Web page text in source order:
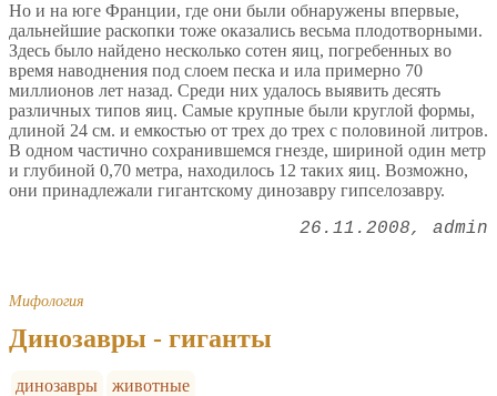
Но и на юге Франции, где они были обнаружены впервые,
дальнейшие раскопки тоже оказались весьма плодотворными.
Здесь было найдено несколько сотен яиц, погребенных во
время наводнения под слоем песка и ила примерно 70
миллионов лет назад. Среди них удалось выявить десять
различных типов яиц. Самые крупные были круглой формы,
длиной 24 см. и емкостью от трех до трех с половиной литров.
В одном частично сохранившемся гнезде, шириной один метр
и глубиной 0,70 метра, находилось 12 таких яиц. Возможно,
они принадлежали гигантскому динозавру гипселозавру.
26.11.2008 admin
Мифология
Динозавры - гиганты
динозавры животные